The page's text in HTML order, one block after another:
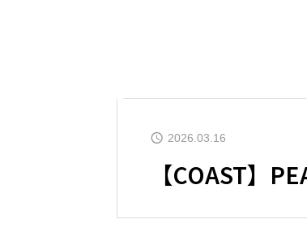
2026.03.16
【COAST】